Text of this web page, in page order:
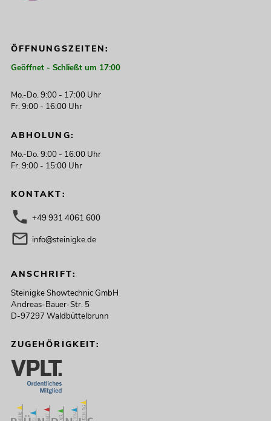
ÖFFNUNGSZEITEN:
Geöffnet - Schließt um 17:00
Mo.-Do. 9:00 - 17:00 Uhr
Fr. 9:00 - 16:00 Uhr
ABHOLUNG:
Mo.-Do. 9:00 - 16:00 Uhr
Fr. 9:00 - 15:00 Uhr
KONTAKT:
+49 931 4061 600
info@steinigke.de
ANSCHRIFT:
Steinigke Showtechnic GmbH
Andreas-Bauer-Str. 5
D-97297 Waldbüttelbrunn
ZUGEHÖRIGKEIT: